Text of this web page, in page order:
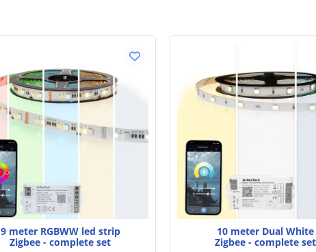
Bescherming
Werkt met
Afmetingen
9 meter RGBWW led strip
Zigbee - complete set
10 meter Dual White
Zigbee - complete set